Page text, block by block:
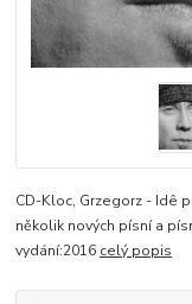
CD-Kloc, Grzegorz - Idê
několik nových písní a
vydání:2016 celý popis